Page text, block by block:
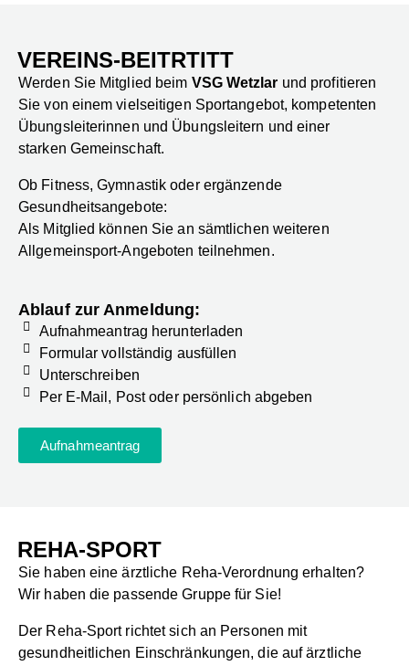
VEREINS-BEITRTITT
Werden Sie Mitglied beim VSG Wetzlar und profitieren
Sie von einem vielseitigen Sportangebot, kompetenten
Übungsleiterinnen und Übungsleitern und einer
starken Gemeinschaft.
Ob Fitness, Gymnastik oder ergänzende
Gesundheitsangebote:
Als Mitglied können Sie an sämtlichen weiteren
Allgemeinsport-Angeboten teilnehmen.
Ablauf zur Anmeldung:
Aufnahmeantrag herunterladen
Formular vollständig ausfüllen
Unterschreiben
Per E-Mail, Post oder persönlich abgeben
Aufnahmeantrag
REHA-SPORT
Sie haben eine ärztliche Reha-Verordnung erhalten?
Wir haben die passende Gruppe für Sie!
Der Reha-Sport richtet sich an Personen mit
gesundheitlichen Einschränkungen, die auf ärztliche